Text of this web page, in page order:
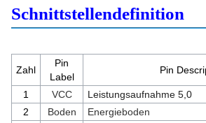
Schnittstellendefinition
Zahl
Pin
Label
Pin
1 VCC
Leistungsaufnahme 5,0
2
Boden Energieboden